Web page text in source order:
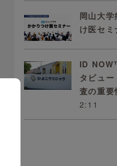
岡山大
け医セミ
ID
タビュ
査の重要
2:11